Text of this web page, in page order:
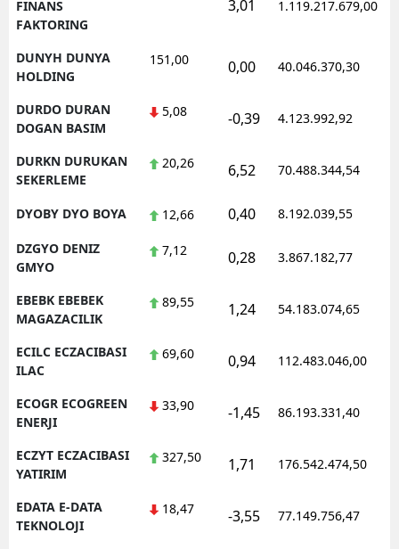
FINANS
FAKTORING
3,01 1.119.217.679,00
DUNYH DUNYA
HOLDING
151,00 0,00 40.046.370,30
DURDO DURAN
DOGAN BASIM
5,08 -0,39 4.123.992,92
DURKN DURUKAN
SEKERLEME
20,26 6,52 70.488.344,54
DYOBY DYO BOYA 12,66 0,40 8.192.039,55
DZGYO DENIZ
GMYO
7,12 0,28 3.867.182,77
EBEBK EBEBEK
MAGAZACILIK
89,55 1,24 54.183.074,65
ECILC ECZACIBASI
ILAC
69,60 0,94 112.483.046,00
ECOGR ECOGREEN
ENERJI
33,90 -1,45 86.193.331,40
ECZYT ECZACIBASI
YATIRIM
327,50 1,71 176.542.474,50
EDATA E-DATA
TEKNOLOJI
18,47 -3,55 77.149.756,47